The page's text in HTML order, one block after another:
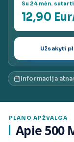
Su 24 mėn.
12,90
Užsakyti
Informacija
PLANO APŽVALGA
Apie 500